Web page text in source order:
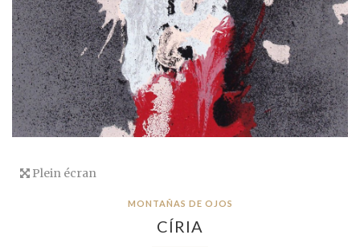
Plein écran
MONTAÑAS DE OJOS
CÍRIA